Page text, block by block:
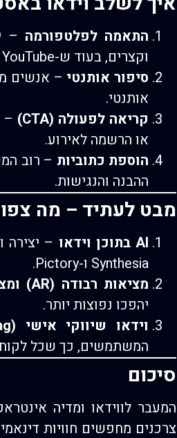
התאמה לפלטפורמה
וקצרים, בעוד ש-YouTube מאפשר תוכן יותר מעמיק.
סיפור אותנטי – אנשים
אותנטי.
קריאה לפעולה (CTA)
–
או הרשמה לאירוע.
הוספת כתוביות – רוב
ההבנה והנגישות.
מבט לעתיד – מה
AI בתוכן וידאו
– יצירה
Synthesia ו-Pictory.
מציאות רבודה (AR) ומציאות מדומה (VR)
יהפכו נפוצות יותר.
וידאו שיווקי אישי (Personalized Video Marketing)
המשתמשים, כך שכל לקוח
סיכום
המעבר לווידאו ומדיה
צרכנים מחפשים חוויות